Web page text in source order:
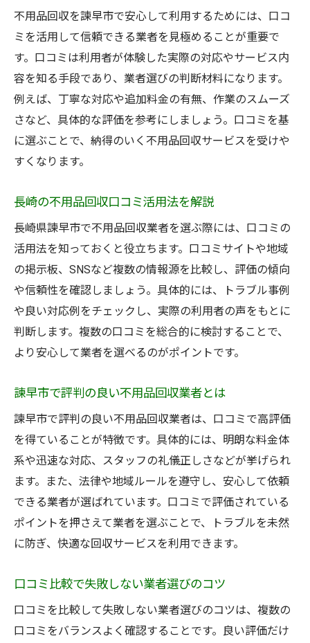
不用品回収を諫早市で安心して利用するためには、口コ
ミを活用して信頼できる業者を見極めることが重要で
す。口コミは利用者が体験した実際の対応やサービス内
容を知る手段であり、業者選びの判断材料になります。
例えば、丁寧な対応や追加料金の有無、作業のスムーズ
さなど、具体的な評価を参考にしましょう。口コミを基
に選ぶことで、納得のいく不用品回収サービスを受けや
すくなります。
長崎の不用品回収口コミ活用法を解説
長崎県諫早市で不用品回収業者を選ぶ際には、口コミの
活用法を知っておくと役立ちます。口コミサイトや地域
の掲示板、SNSなど複数の情報源を比較し、評価の傾向
や信頼性を確認しましょう。具体的には、トラブル事例
や良い対応例をチェックし、実際の利用者の声をもとに
判断します。複数の口コミを総合的に検討することで、
より安心して業者を選べるのがポイントです。
諫早市で評判の良い不用品回収業者とは
諫早市で評判の良い不用品回収業者は、口コミで高評価
を得ていることが特徴です。具体的には、明朗な料金体
系や迅速な対応、スタッフの礼儀正しさなどが挙げられ
ます。また、法律や地域ルールを遵守し、安心して依頼
できる業者が選ばれています。口コミで評価されている
ポイントを押さえて業者を選ぶことで、トラブルを未然
に防ぎ、快適な回収サービスを利用できます。
口コミ比較で失敗しない業者選びのコツ
口コミを比較して失敗しない業者選びのコツは、複数の
口コミをバランスよく確認することです。良い評価だけ